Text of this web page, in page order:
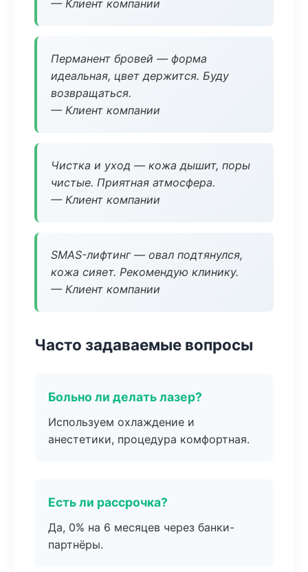
— Клиент компании
Перманент бровей — форма
идеальная, цвет держится. Буду
возвращаться.
— Клиент компании
Чистка и уход — кожа дышит, поры
чистые. Приятная атмосфера.
— Клиент компании
SMAS-лифтинг — овал подтянулся,
кожа сияет. Рекомендую клинику.
— Клиент компании
Часто задаваемые вопросы
Больно ли делать лазер?
Используем охлаждение и
анестетики, процедура комфортная.
Есть ли рассрочка?
Да, 0% на 6 месяцев через банки-
партнёры.